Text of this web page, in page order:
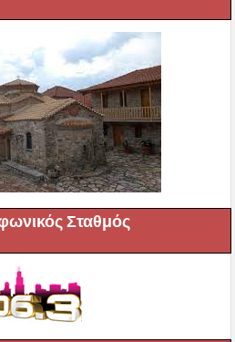
Σταθμός